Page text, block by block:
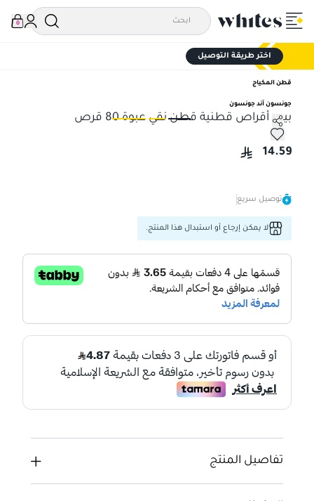
0
اختر طريقة التوصيل
قطن المكياج
جونسون آند جونسون
بيبي أقراص قطنية قطن نقي عبوة 80 قرص
بيبي أقراص قطنية قطن نقي عبوة 80 قرص
14.59
توصيل سريع
لا يمكن إرجاع أو استبدال هذا المنتج.
تفاصيل المنتج